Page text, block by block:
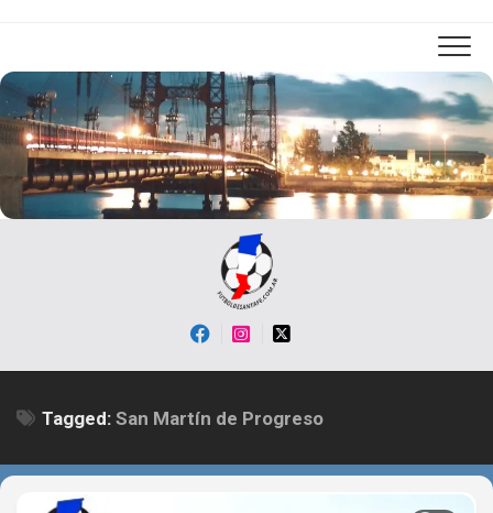
Tagged: San Martín de Progreso